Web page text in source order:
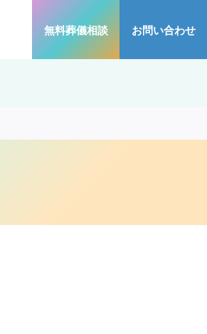
無料葬儀相談 お問い合わせ